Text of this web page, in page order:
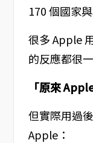
170 個國家
很多 Apple
的反應都很
「原來
但實際用過
Apple：